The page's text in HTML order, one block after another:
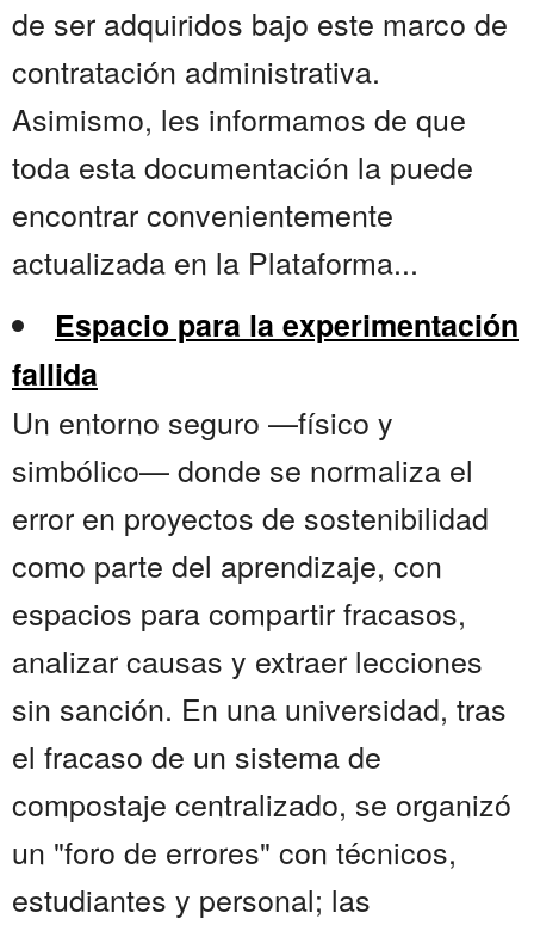
de ser adquiridos bajo este marco de
contratación administrativa.
Asimismo, les informamos de que
toda esta documentación la puede
encontrar convenientemente
actualizada en la Plataforma...
Espacio para la experimentación
fallida
Un entorno seguro —físico y
simbólico— donde se normaliza el
error en proyectos de sostenibilidad
como parte del aprendizaje, con
espacios para compartir fracasos,
analizar causas y extraer lecciones
sin sanción. En una universidad, tras
el fracaso de un sistema de
compostaje centralizado, se organizó
un "foro de errores" con técnicos,
estudiantes y personal; las